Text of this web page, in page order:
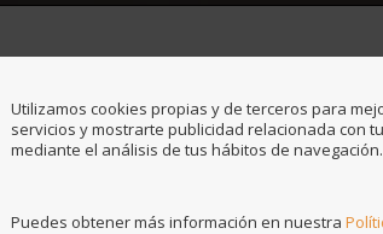
Utilizamos cookies propias y de terceros para
servicios y mostrarte publicidad relacionada con
mediante el análisis de tus hábitos de navegación.
Puedes obtener más información en nuestra